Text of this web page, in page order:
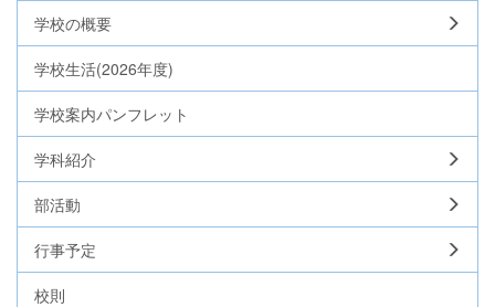
学校の概要
学校生活(2026年度)
学校案内パンフレット
学科紹介
部活動
行事予定
校則